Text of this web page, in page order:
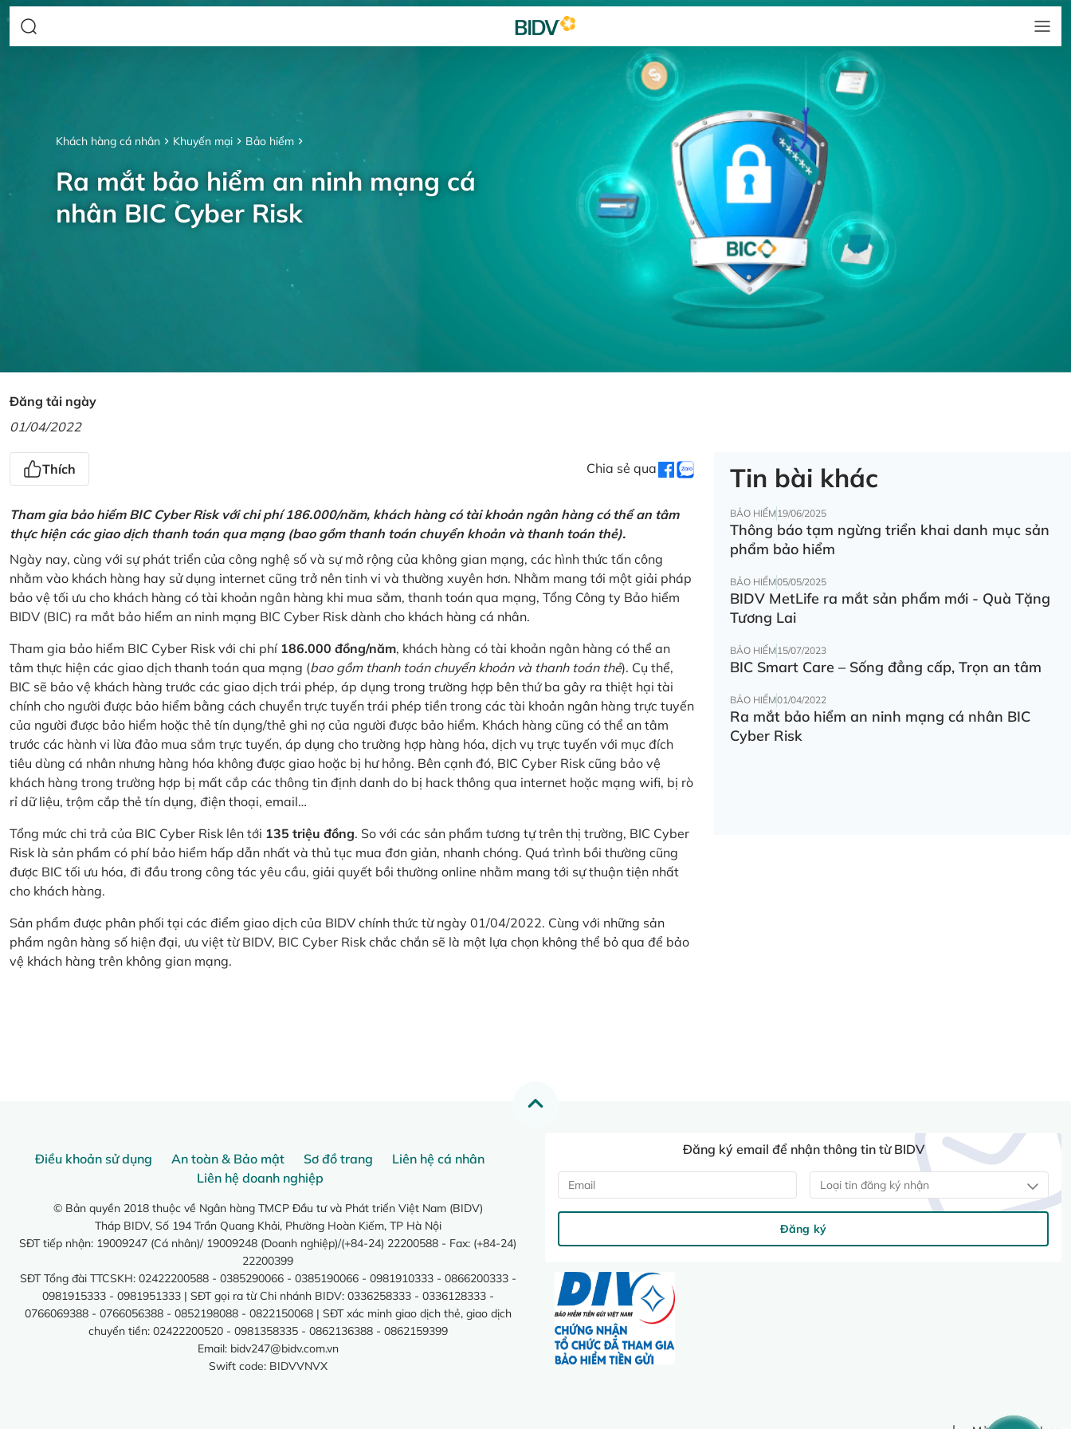
Khách hàng cá nhân Khuyến mại Bảo hiểm
Ra mắt bảo hiểm an ninh mạng cá
nhân BIC Cyber Risk
Đăng tải ngày
01/04/2022
Thích Chia sẻ qua
Tham gia bảo hiểm BIC Cyber Risk với chi phí 186.000/năm, khách hàng có tài khoản ngân hàng có thể an tâm
thực hiện các giao dịch thanh toán qua mạng (bao gồm thanh toán chuyển khoản và thanh toán thẻ).
Ngày nay, cùng với sự phát triển của công nghệ số và sự mở rộng của không gian mạng, các hình thức tấn công
nhằm vào khách hàng hay sử dụng internet cũng trở nên tinh vi và thường xuyên hơn. Nhằm mang tới một giải pháp
bảo vệ tối ưu cho khách hàng có tài khoản ngân hàng khi mua sắm, thanh toán qua mạng, Tổng Công ty Bảo hiểm
BIDV (BIC) ra mắt bảo hiểm an ninh mạng BIC Cyber Risk dành cho khách hàng cá nhân.
Tham gia bảo hiểm BIC Cyber Risk với chi phí 186.000 đồng/năm, khách hàng có tài khoản ngân hàng có thể an
tâm thực hiện các giao dịch thanh toán qua mạng (bao gồm thanh toán chuyển khoản và thanh toán thẻ). Cụ thể,
BIC sẽ bảo vệ khách hàng trước các giao dịch trái phép, áp dụng trong trường hợp bên thứ ba gây ra thiệt hại tài
chính cho người được bảo hiểm bằng cách chuyển trực tuyến trái phép tiền trong các tài khoản ngân hàng trực tuyến
của người được bảo hiểm hoặc thẻ tín dụng/thẻ ghi nợ của người được bảo hiểm. Khách hàng cũng có thể an tâm
trước các hành vi lừa đảo mua sắm trực tuyến, áp dụng cho trường hợp hàng hóa, dịch vụ trực tuyến với mục đích
tiêu dùng cá nhân nhưng hàng hóa không được giao hoặc bị hư hỏng. Bên cạnh đó, BIC Cyber Risk cũng bảo vệ
khách hàng trong trường hợp bị mất cắp các thông tin định danh do bị hack thông qua internet hoặc mạng wifi, bị rò
rỉ dữ liệu, trộm cắp thẻ tín dụng, điện thoại, email…
Tổng mức chi trả của BIC Cyber Risk lên tới 135 triệu đồng. So với các sản phẩm tương tự trên thị trường, BIC Cyber
Risk là sản phẩm có phí bảo hiểm hấp dẫn nhất và thủ tục mua đơn giản, nhanh chóng. Quá trình bồi thường cũng
được BIC tối ưu hóa, đi đầu trong công tác yêu cầu, giải quyết bồi thường online nhằm mang tới sự thuận tiện nhất
cho khách hàng.
Sản phẩm được phân phối tại các điểm giao dịch của BIDV chính thức từ ngày 01/04/2022. Cùng với những sản
phẩm ngân hàng số hiện đại, ưu việt từ BIDV, BIC Cyber Risk chắc chắn sẽ là một lựa chọn không thể bỏ qua để bảo
vệ khách hàng trên không gian mạng.
Tin bài khác
BẢO HIỂM19/06/2025
Thông báo tạm ngừng triển khai danh mục sản
phẩm bảo hiểm
BẢO HIỂM05/05/2025
BIDV MetLife ra mắt sản phẩm mới - Quà Tặng
Tương Lai
BẢO HIỂM15/07/2023
BIC Smart Care – Sống đẳng cấp, Trọn an tâm
BẢO HIỂM01/04/2022
Ra mắt bảo hiểm an ninh mạng cá nhân BIC
Cyber Risk
Điều khoản sử dụng An toàn & Bảo mật Sơ đồ trang
Liên hệ cá nhân
Liên hệ doanh nghiệp
© Bản quyền 2018 thuộc về Ngân hàng TMCP Đầu tư và Phát triển Việt Nam (BIDV)
Tháp BIDV, Số 194 Trần Quang Khải, Phường Hoàn Kiếm, TP Hà Nội
SĐT tiếp nhận: 19009247 (Cá nhân)/ 19009248 (Doanh nghiệp)/(+84-24) 22200588 - Fax: (+84-24)
22200399
SĐT Tổng đài TTCSKH: 02422200588 - 0385290066 - 0385190066 - 0981910333 - 0866200333 -
0981915333 - 0981951333 | SĐT gọi ra từ Chi nhánh BIDV: 0336258333 - 0336128333 -
0766069388 - 0766056388 - 0852198088 - 0822150068 | SĐT xác minh giao dịch thẻ, giao dịch
chuyển tiền: 02422200520 - 0981358335 - 0862136388 - 0862159399
Email: bidv247@bidv.com.vn
Swift code: BIDVVNVX
Đăng ký email để nhận thông tin từ BIDV
Loại tin đăng ký nhận
Đăng ký